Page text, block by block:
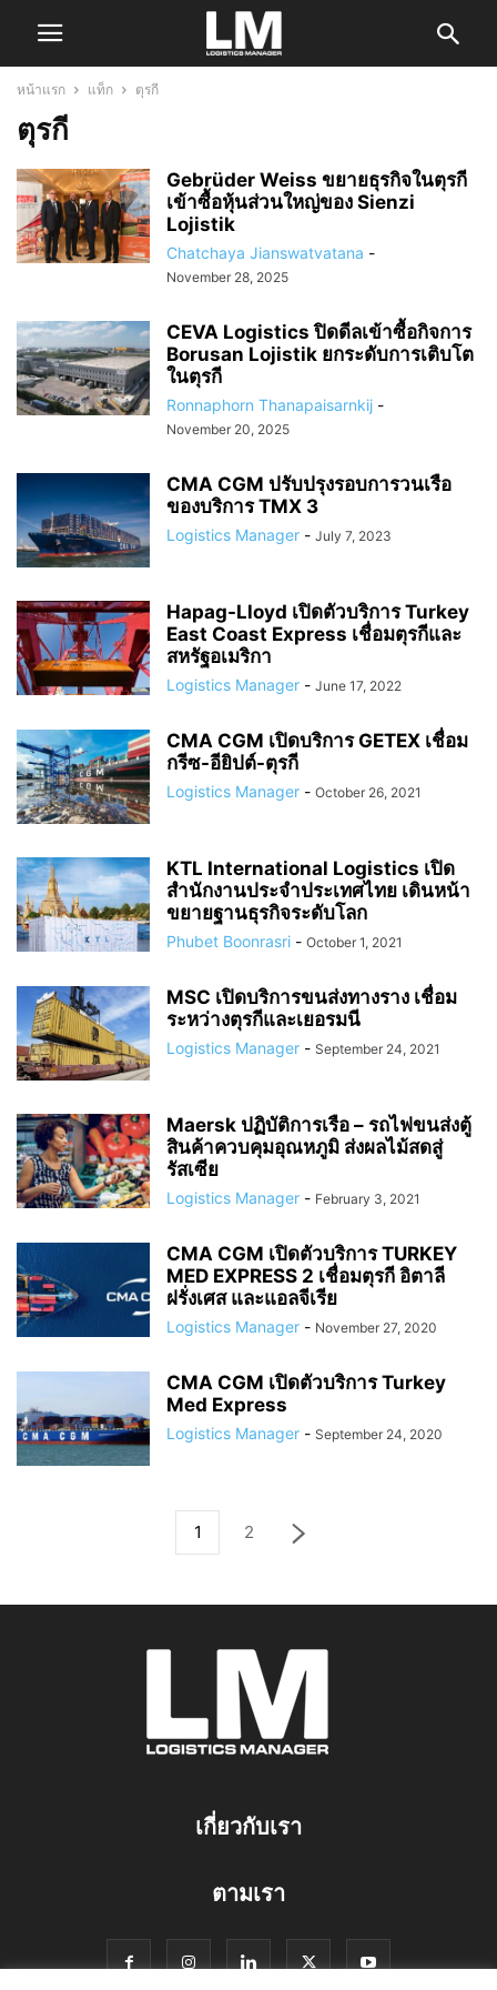
หน้าแรก แท็ก ตุรกี
ตุรกี
Gebrüder Weiss ขยายธุรกิจในตุรกี
เข้าซื้อหุ้นส่วนใหญ่ของ Sienzi
Lojistik
Chatchaya Jianswatvatana -
November 28, 2025
CEVA Logistics ปิดดีลเข้าซื้อกิจการ
Borusan Lojistik ยกระดับการเติบโต
ในตุรกี
Ronnaphorn Thanapaisarnkij -
November 20, 2025
CMA CGM ปรับปรุงรอบการวนเรือ
ของบริการ TMX 3
Logistics Manager - July 7, 2023
Hapag-Lloyd เปิดตัวบริการ Turkey
East Coast Express เชื่อมตุรกีและ
สหรัฐอเมริกา
Logistics Manager - June 17, 2022
CMA CGM เปิดบริการ GETEX เชื่อม
กรีซ-อียิปต์-ตุรกี
Logistics Manager - October 26, 2021
KTL International Logistics เปิด
สำนักงานประจำประเทศไทย เดินหน้า
ขยายฐานธุรกิจระดับโลก
Phubet Boonrasri - October 1, 2021
MSC เปิดบริการขนส่งทางราง เชื่อม
ระหว่างตุรกีและเยอรมนี
Logistics Manager - September 24, 2021
Maersk ปฏิบัติการเรือ – รถไฟขนส่งตู้
สินค้าควบคุมอุณหภูมิ ส่งผลไม้สดสู่
รัสเซีย
Logistics Manager - February 3, 2021
CMA CGM เปิดตัวบริการ TURKEY
MED EXPRESS 2 เชื่อมตุรกี อิตาลี
ฝรั่งเศส และแอลจีเรีย
Logistics Manager - November 27, 2020
CMA CGM เปิดตัวบริการ Turkey
Med Express
Logistics Manager - September 24, 2020
1 2
เกี่ยวกับเรา
ตามเรา